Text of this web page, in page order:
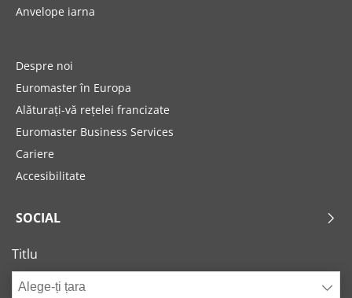
Anvelope iarna
Despre noi
Euromaster în Europa
Alăturați-vă rețelei francizate
Euromaster Business Services
Cariere
Accesibilitate
SOCIAL
Titlu
Alege-ți țara